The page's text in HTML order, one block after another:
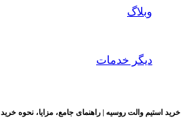
وبلاگ
دیگر خدمات
خرید استیم والت روسیه | راهنمای جامع، مزایا، نحوه خرید